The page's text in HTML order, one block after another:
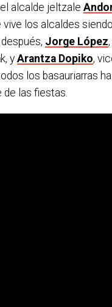
alcalde jeltzale
los alcaldes siendo
Jorge López
k, y Arantza Dopiko,
los basauriarras
las fiestas.